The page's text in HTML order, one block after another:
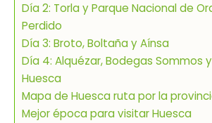
Día 2: Torla y Parque Nacional de
Perdido
Día 3: Broto, Boltaña y Aínsa
Día 4: Alquézar, Bodegas Sommos
Huesca
Mapa de Huesca ruta por la
Mejor época para visitar Huesca